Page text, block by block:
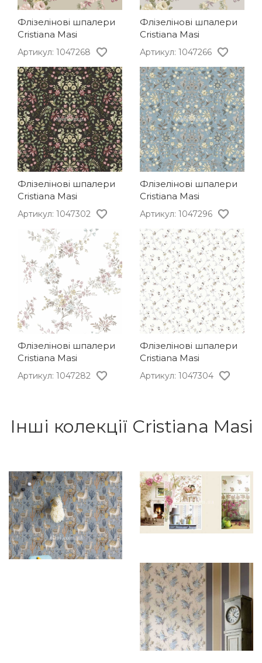
Флізелінові шпалери
Cristiana Masi
Артикул: 1047268
Флізелінові шпалери
Cristiana Masi
Артикул: 1047266
Флізелінові шпалери
Cristiana Masi
Артикул: 1047302
Флізелінові шпалери
Cristiana Masi
Артикул: 1047296
Флізелінові шпалери
Cristiana Masi
Артикул: 1047282
Флізелінові шпалери
Cristiana Masi
Артикул: 1047304
Інші колекції Cristiana Masi